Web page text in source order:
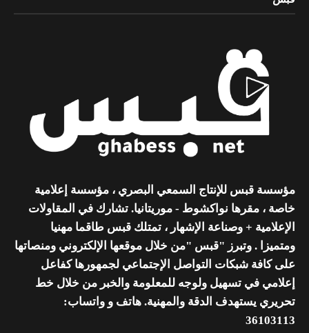
مؤسسة قبس للإنتاج السمعي البصري ، مؤسسة إعلامية
خاصة ، مقرها نواكشوط - موريتانيا. تشارك في المقاولات
الإعلامية + وصناعة الإشهار ، تمتلك قبس طاقما مهنيا
ومتميزا . وتبرز "قبس "من خلال موقعها الإلكتروني ومنصاتها
على كافة شبكات التواصل الإجتماعي لجمهورها كفاعل
إعلامي في تسهيل ولوجه للمعلومة والخبر من خلال خط
تحريري يستهدف الدقة والمهنية. هاتف و واتساب:
36103113